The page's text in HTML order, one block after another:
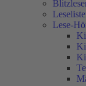
Lese-